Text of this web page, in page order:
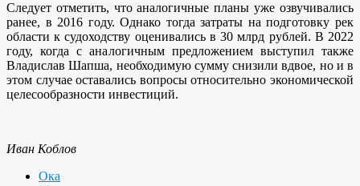
Следует отметить, что аналогичные планы уже озвучивались
ранее, в 2016 году. Однако тогда затраты на подготовку рек
области к судоходству оценивались в 30 млрд рублей. В 2022
году, когда с аналогичным предложением выступил также
Владислав Шапша, необходимую сумму снизили вдвое, но и в
этом случае оставались вопросы относительно экономической
целесообразности инвестиций.
Иван Коблов
Ока